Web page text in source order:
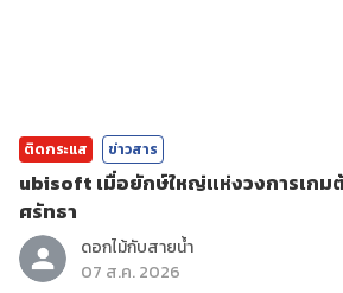
ติดกระแส ข่าวสาร
ubisoft เมื่อยักษ์ใหญ่แห่งวงการเกม
ศรัทธา
ดอกไม้กับสายน้ำ
07 ส.ค. 2026